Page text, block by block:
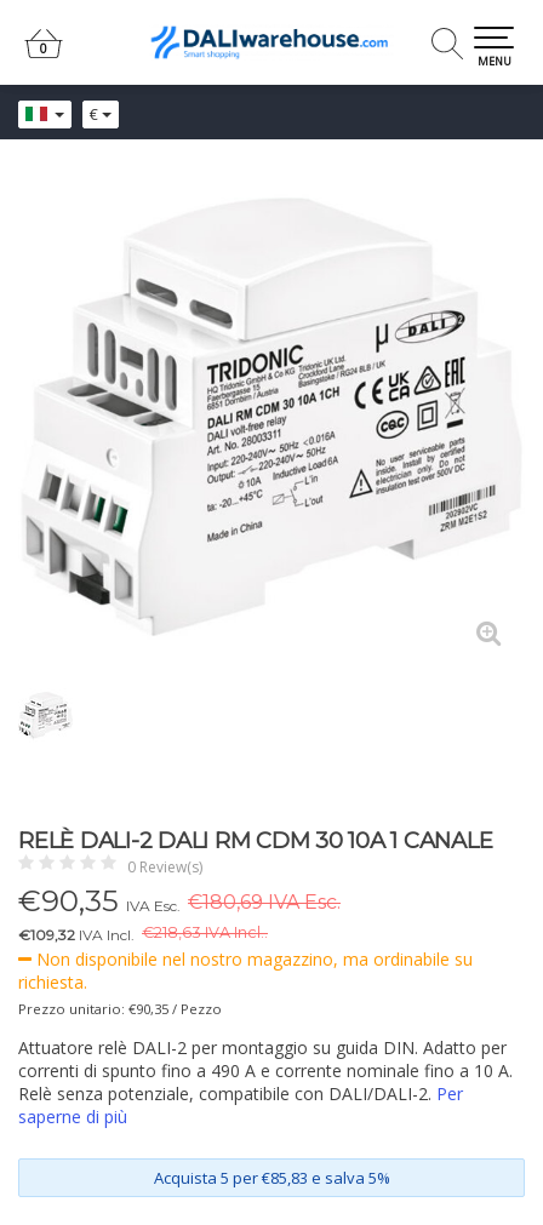
€
0
0
MENU
RELÈ DALI-2 DALI RM CDM 30 10A 1 CANALE
0 Review(s)
€90,35 IVA Esc. €180,69 IVA Esc.
€109,32 IVA Incl. €218,63 IVA Incl..
Non disponibile nel nostro magazzino, ma ordinabile su
richiesta.
Prezzo unitario: €90,35 / Pezzo
Attuatore relè DALI-2 per montaggio su guida DIN. Adatto per
correnti di spunto fino a 490 A e corrente nominale fino a 10 A.
Relè senza potenziale, compatibile con DALI/DALI-2. Per
saperne di più
Acquista 5 per €85,83 e salva 5%